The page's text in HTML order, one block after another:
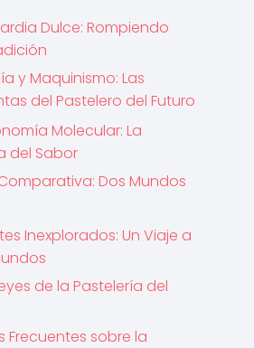
Dulce: Rompiendo
y Maquinismo: Las
del Pastelero del Futuro
Molecular: La
del Sabor
Dos Mundos
Inexplorados: Un Viaje a
de la Pastelería del
Frecuentes sobre la